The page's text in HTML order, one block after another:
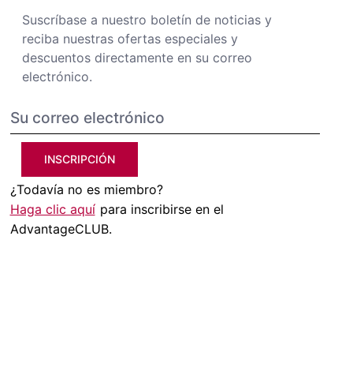
Suscríbase a nuestro boletín de noticias y
reciba nuestras ofertas especiales y
descuentos directamente en su correo
electrónico.
INSCRIPCIÓN
¿Todavía no es miembro?
Haga clic aquí para inscribirse en el
AdvantageCLUB.